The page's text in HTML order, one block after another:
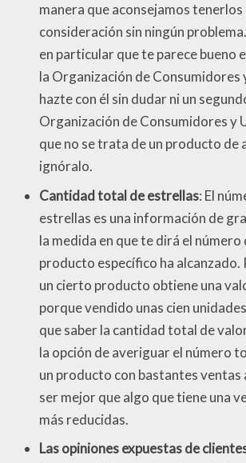
manera que aconsejamos tenerlos
consideración sin ningún
en particular que te parece bueno
la Organización de Consumidores
hazte con él sin dudar ni un
Organización de Consumidores y
que no se trata de un producto de
ignóralo.
Cantidad total de estrellas: El
estrellas es una información de
la medida en que te dirá el número
producto específico ha alcanzado.
un cierto producto obtiene una
porque vendido unas cien
que saber la cantidad total de
la opción de averiguar el número
un producto con bastantes ventas
ser mejor que algo que tiene una
más reducidas.
Las opiniones expuestas de